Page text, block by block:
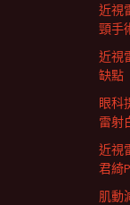
近視
頸手
近視
缺點
眼科
雷射
近視
君綺
肌動